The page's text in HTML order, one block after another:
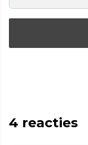
4 reacties